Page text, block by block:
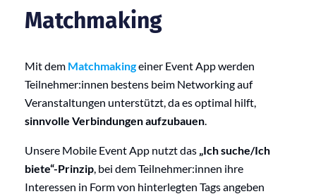
Matchmaking
Mit dem Matchmakingeiner Event App werden
Teilnehmer:innen bestens beim Networking auf
Veranstaltungen unterstützt, da es optimal hilft,
sinnvolle Verbindungen aufzubauen
Unsere Mobile Event App nutzt das „Ich suche/Ich
biete“-Prinzip , bei dem Teilnehmer:innen ihre
Interessen in Form von hinterlegten Tags angeben